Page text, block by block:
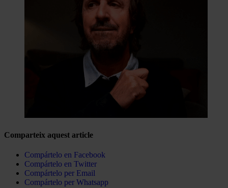
Comparteix aquest article
Compártelo en Facebook
Compártelo en Twitter
Compártelo per Email
Compártelo per Whatsapp